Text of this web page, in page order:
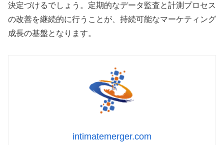
決定づけるでしょう。定期的なデータ監査と計測プロセス
の改善を継続的に行うことが、持続可能なマーケティング
成長の基盤となります。
intimatemerger.com